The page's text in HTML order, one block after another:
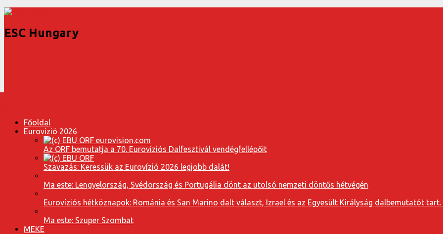
ESC Hungary
Főoldal
Eurovízió 2026
Az ORF bemutatja a 70. Eurovíziós Dalfesztivál vendégfellépőit
Szavazás: Keressük az Eurovízió 2026 legjobb dalát!
Ma este: Lengyelország, Svédország és Portugália dönt az utolsó nemzeti döntős hétvégén
Eurovíziós hétköznapok: Románia és San Marino dalt választ, Izrael és az Egyesült Királyság dalbemutatót tart.
Ma este: Szuper Szombat
MEKE